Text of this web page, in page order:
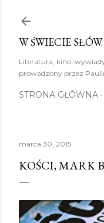
W ŚWIECIE
Literatura, kino,
prowadzony przez
STRONA GŁÓWNA
marca 30, 2015
KOŚCI, MARK